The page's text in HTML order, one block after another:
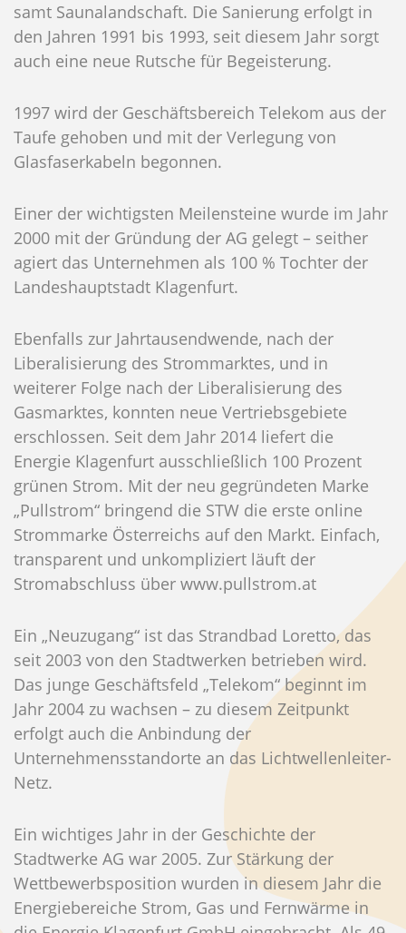
samt Saunalandschaft. Die Sanierung erfolgt in
den Jahren 1991 bis 1993, seit diesem Jahr sorgt
auch eine neue Rutsche für Begeisterung.
1997 wird der Geschäftsbereich Telekom aus der
Taufe gehoben und mit der Verlegung von
Glasfaserkabeln begonnen.
Einer der wichtigsten Meilensteine wurde im Jahr
2000 mit der Gründung der AG gelegt – seither
agiert das Unternehmen als 100 % Tochter der
Landeshauptstadt Klagenfurt.
Ebenfalls zur Jahrtausendwende, nach der
Liberalisierung des Strommarktes, und in
weiterer Folge nach der Liberalisierung des
Gasmarktes, konnten neue Vertriebsgebiete
erschlossen. Seit dem Jahr 2014 liefert die
Energie Klagenfurt ausschließlich 100 Prozent
grünen Strom. Mit der neu gegründeten Marke
„Pullstrom“ bringend die STW die erste online
Strommarke Österreichs auf den Markt. Einfach,
transparent und unkompliziert läuft der
Stromabschluss über www.pullstrom.at
Ein „Neuzugang“ ist das Strandbad Loretto, das
seit 2003 von den Stadtwerken betrieben wird.
Das junge Geschäftsfeld „Telekom“ beginnt im
Jahr 2004 zu wachsen – zu diesem Zeitpunkt
erfolgt auch die Anbindung der
Unternehmensstandorte an das Lichtwellenleiter-
Netz.
Ein wichtiges Jahr in der Geschichte der
Stadtwerke AG war 2005. Zur Stärkung der
Wettbewerbsposition wurden in diesem Jahr die
Energiebereiche Strom, Gas und Fernwärme in